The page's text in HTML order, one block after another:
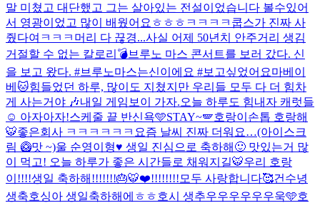
말 미쳤고 대단했고 그는 살아있는 전설이었습니다 볼수있어
서 영광이었고 많이 배웠어요ㅎㅎㅎ ㅋㅋㅋㅋ쿱스가 진짜 사
줬다여ㅋㅋㅋ 머리 다 끊경...사실 어제 50년치 안주거리 생김
거절할 수 없는 칼로리💣브루노 마스 콘서트를 보러 갔다. 신
을 보고 왔다. #브루노마스는신이에요 #보고싶었어요마베이
베 🐱힘들었던 하루, 많이도 지쳤지만 우리들 모두 다 더 힘차
게 사는거야 🎶내일 게임보이 가자.오늘 하루도 힘내자 캐럿들
☺️ 아자아자!스케줄 끝 반신욕🩵STAY~🪽호랑이손톱 호랑해
🐯좋은회사 ㅋㅋㅋㅋㅋㅋ 요즘 날씨 진짜 더워요…(아이스크
림 🥝맛 ~)울 순영이형♥️ 생일 진심으로 축하해🙂 맛있는거 많
이 먹고! 오늘 하루가 좋은 시간들로 채워지길🐯우리 호랑
이!!!!생일 축하해!!!!!!!🎂🐯❤️!!!!!!!! 모두 사랑합니다🥰건수녕
생축호싱아 생일축하해에ㅎㅎ호시 생추우우우우우우욱🩵호